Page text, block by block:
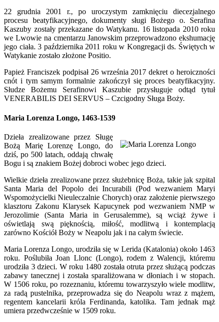
22 grudnia 2001 r., po uroczystym zamknięciu diecezjalnego
procesu beatyfikacyjnego, dokumenty sługi Bożego o. Serafina
Kaszuby zostały przekazane do Watykanu. 16 listopada 2010 roku
we Lwowie na cmentarzu Janowskim przeprowadzono ekshumację
jego ciała. 3 października 2011 roku w Kongregacji ds. Świętych w
Watykanie zostało złożone Positio.
Papież Franciszek podpisał 26 września 2017 dekret o heroiczności
cnót i tym samym formalnie zakończył się proces beatyfikacyjny.
Słudze Bożemu Serafinowi Kaszubie przysługuje odtąd tytuł
VENERABILIS DEI SERVUS – Czcigodny Sługa Boży.
Maria Lorenza Longo, 1463-1539
Dzieła zrealizowane przez Sługę
Bożą Marię Lorenzę Longo, do
dziś, po 500 latach, oddają chwałę
Bogu i są znakiem Bożej dobroci wobec jego dzieci.
Wielkie dzieła zrealizowane przez służebnicę Boża, takie jak szpital
Santa Maria del Popolo dei Incurabili (Pod wezwaniem Maryi
Wspomożycielki Nieuleczalnie Chorych) oraz założenie pierwszego
klasztoru Zakonu Klarysek Kapucynek pod wezwaniem NMP w
Jerozolimie (Santa Maria in Gerusalemme), są wciąż żywe i
oświetlają swą pięknością, miłość, modlitwą i kontemplacją
zarówno Kościół Boży w Neapolu jak i na całym świecie.
Maria Lorenza Longo, urodziła się w Lerida (Katalonia) około 1463
roku. Poślubiła Joan Llonc (Longo), rodem z Walencji, któremu
urodziła 3 dzieci. W roku 1480 została otruta przez służącą podczas
zabawy tanecznej i została sparaliżowana w dłoniach i w stopach.
W 1506 roku, po rozeznaniu, któremu towarzyszyło wiele modlitw,
za radą pustelnika, przeprowadza się do Neapolu wraz z mążem,
regentem kancelarii króla Ferdinanda, katolika. Tam jednak mąż
umiera przedwcześnie w 1509 roku.